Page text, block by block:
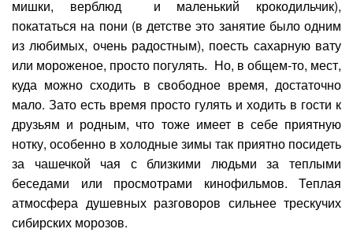
мишки, верблюд и маленький крокодильчик),
покататься на пони (в детстве это занятие было одним
из любимых, очень радостным), поесть сахарную вату
или мороженое, просто погулять. Но, в общем-то, мест,
куда можно сходить в свободное время, достаточно
мало. Зато есть время просто гулять и ходить в гости к
друзьям и родным, что тоже имеет в себе приятную
нотку, особенно в холодные зимы так приятно посидеть
за чашечкой чая с близкими людьми за теплыми
беседами или просмотрами кинофильмов. Теплая
атмосфера душевных разговоров сильнее трескучих
сибирских морозов.